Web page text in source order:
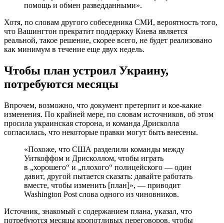
помощь и обмен разведданными».
Хотя, по словам другого собеседника СМИ, вероятность того,
что Вашингтон прекратит поддержку Киева является
реальной, такое решение, скорее всего, не будет реализовано
как минимум в течение еще двух недель.
Чтобы план устроил Украину,
потребуются месяцы
Впрочем, возможно, что документ претерпит и кое-какие
изменения. По крайней мере, по словам источников, об этом
просила украинская сторона, и команда Дрисколла
согласилась, что некоторые правки могут быть внесены.
«Похоже, что США разделили команды между
Уиткоффом и Дрисколлом, чтобы играть
в „хорошего“ и „плохого“ полицейского — один
давит, другой пытается сказать: давайте работать
вместе, чтобы изменить [план]», — приводит
Washington Post слова одного из чиновников.
Источник, знакомый с содержанием плана, указал, что
потребуются месяцы кропотливых переговоров, чтобы